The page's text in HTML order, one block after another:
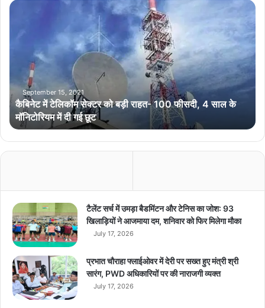
कै
कॉ
म
क्ट
र
रा
त
-
1
0
फी
स
September 15, 2021
कैबिनेट में टेलिकॉम सेक्टर को बड़ी राहत- 100 फीसदी, 4 साल के
मॉनिटोरियम में दी गई छूट
टैलेंट सर्च में उमड़ा बैडमिंटन और टेनिस का जोश: 93
खिलाड़ियों ने आजमाया दम, शनिवार को फिर मिलेगा मौका
July 17, 2026
प्रभात चौराहा फ्लाईओवर में देरी पर सख्त हुए मंत्री श्री
सारंग, PWD अधिकारियों पर की नाराजगी व्यक्त
July 17, 2026